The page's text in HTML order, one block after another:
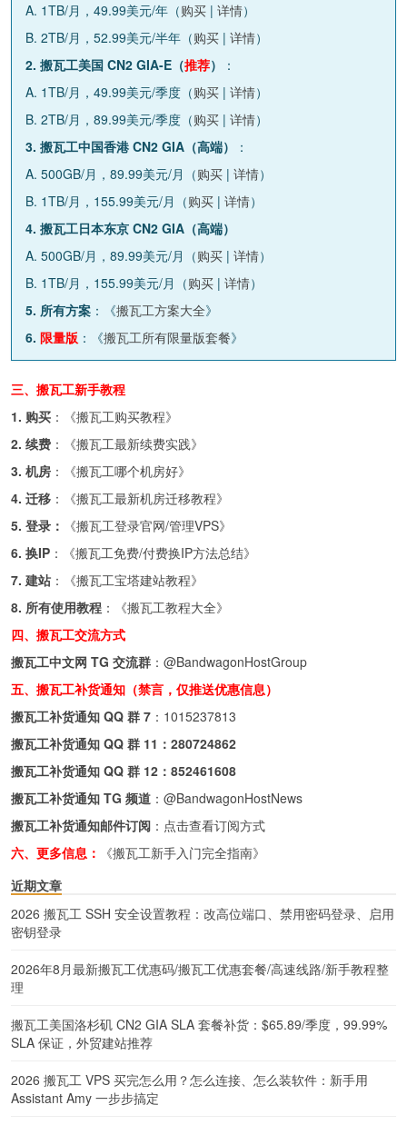
A. 1TB/月，49.99美元/年（购买 | 详情）
B. 2TB/月，52.99美元/半年（购买 | 详情）
2. 搬瓦工美国 CN2 GIA-E（推荐）
：
A. 1TB/月，49.99美元/季度（购买 | 详情）
B. 2TB/月，89.99美元/季度（购买 | 详情）
3. 搬瓦工中国香港 CN2 GIA（高端）
：
A. 500GB/月，89.99美元/月（购买 | 详情）
B. 1TB/月，155.99美元/月（购买 | 详情）
4. 搬瓦工日本东京 CN2 GIA（高端）
A. 500GB/月，89.99美元/月（购买 | 详情）
B. 1TB/月，155.99美元/月（购买 | 详情）
5. 所有方案 ：《搬瓦工方案大全》
6. 限量版 ：《搬瓦工所有限量版套餐》
三、搬瓦工新手教程
1. 购买 ：《搬瓦工购买教程》
2. 续费 ：《搬瓦工最新续费实践》
3. 机房 ：《搬瓦工哪个机房好》
4. 迁移 ：《搬瓦工最新机房迁移教程》
5. 登录：
《搬瓦工登录官网/管理VPS》
6. 换IP ：《搬瓦工免费/付费换IP方法总结》
7. 建站 ：《搬瓦工宝塔建站教程》
8. 所有使用教程 ：《搬瓦工教程大全》
四、搬瓦工交流方式
搬瓦工中文网 TG 交流群 ： @BandwagonHostGroup
五、搬瓦工补货通知（禁言，仅推送优惠信息）
搬瓦工补货通知 QQ 群 7 ： 1015237813
搬瓦工补货通知 QQ 群 11： 280724862
搬瓦工补货通知 QQ 群 12： 852461608
搬瓦工补货通知 TG 频道 ： @BandwagonHostNews
搬瓦工补货通知邮件订阅 ： 点击查看订阅方式
六、更多信息：
《搬瓦工新手入门完全指南》
近期文章
2026 搬瓦工 SSH 安全设置教程：改高位端口、禁用密码登录、启用
密钥登录
2026年8月最新搬瓦工优惠码/搬瓦工优惠套餐/高速线路/新手教程整
理
搬瓦工美国洛杉矶 CN2 GIA SLA 套餐补货：$65.89/季度，99.99%
SLA 保证，外贸建站推荐
2026 搬瓦工 VPS 买完怎么用？怎么连接、怎么装软件：新手用
Assistant Amy 一步步搞定